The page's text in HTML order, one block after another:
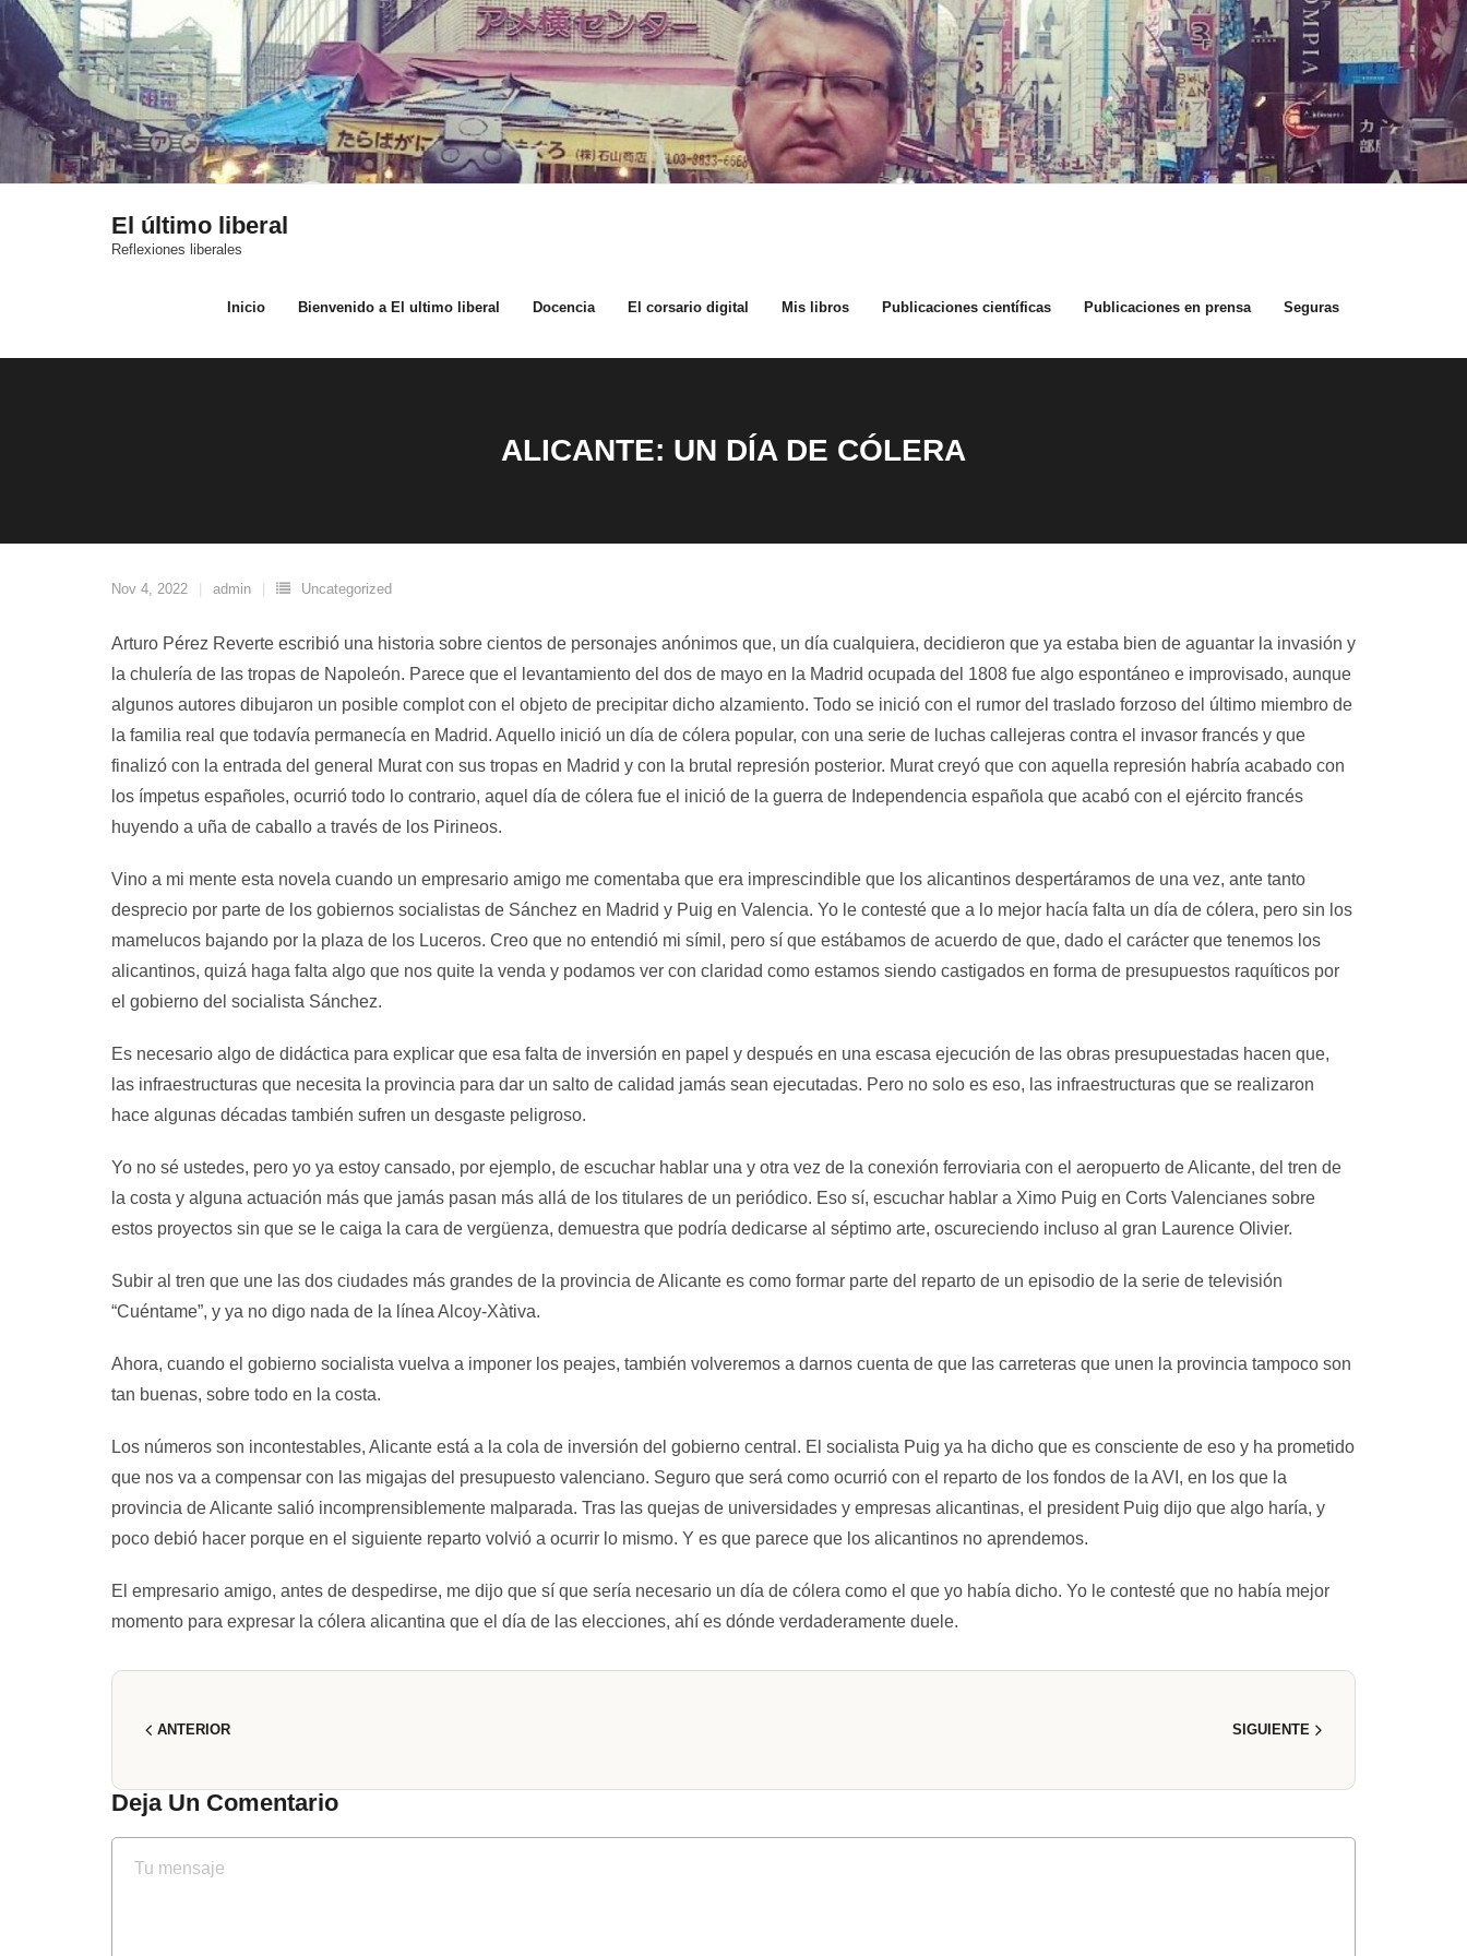
Saltar
al
contenido
El último liberal
Reflexiones liberales
Inicio Bienvenido a El ultimo liberal Docencia El corsario digital Mis libros Publicaciones científicas Publicaciones en prensa Seguras
ALICANTE: UN DÍA DE CÓLERA
Nov 4, 2022 admin Uncategorized
Arturo Pérez Reverte escribió una historia sobre cientos de personajes anónimos que, un día cualquiera, decidieron que ya estaba bien de aguantar la invasión y
la chulería de las tropas de Napoleón. Parece que el levantamiento del dos de mayo en la Madrid ocupada del 1808 fue algo espontáneo e improvisado, aunque
algunos autores dibujaron un posible complot con el objeto de precipitar dicho alzamiento. Todo se inició con el rumor del traslado forzoso del último miembro de
la familia real que todavía permanecía en Madrid. Aquello inició un día de cólera popular, con una serie de luchas callejeras contra el invasor francés y que
finalizó con la entrada del general Murat con sus tropas en Madrid y con la brutal represión posterior. Murat creyó que con aquella represión habría acabado con
los ímpetus españoles, ocurrió todo lo contrario, aquel día de cólera fue el inició de la guerra de Independencia española que acabó con el ejército francés
huyendo a uña de caballo a través de los Pirineos.
Vino a mi mente esta novela cuando un empresario amigo me comentaba que era imprescindible que los alicantinos despertáramos de una vez, ante tanto
desprecio por parte de los gobiernos socialistas de Sánchez en Madrid y Puig en Valencia. Yo le contesté que a lo mejor hacía falta un día de cólera, pero sin los
mamelucos bajando por la plaza de los Luceros. Creo que no entendió mi símil, pero sí que estábamos de acuerdo de que, dado el carácter que tenemos los
alicantinos, quizá haga falta algo que nos quite la venda y podamos ver con claridad como estamos siendo castigados en forma de presupuestos raquíticos por
el gobierno del socialista Sánchez.
Es necesario algo de didáctica para explicar que esa falta de inversión en papel y después en una escasa ejecución de las obras presupuestadas hacen que,
las infraestructuras que necesita la provincia para dar un salto de calidad jamás sean ejecutadas. Pero no solo es eso, las infraestructuras que se realizaron
hace algunas décadas también sufren un desgaste peligroso.
Yo no sé ustedes, pero yo ya estoy cansado, por ejemplo, de escuchar hablar una y otra vez de la conexión ferroviaria con el aeropuerto de Alicante, del tren de
la costa y alguna actuación más que jamás pasan más allá de los titulares de un periódico. Eso sí, escuchar hablar a Ximo Puig en Corts Valencianes sobre
estos proyectos sin que se le caiga la cara de vergüenza, demuestra que podría dedicarse al séptimo arte, oscureciendo incluso al gran Laurence Olivier.
Subir al tren que une las dos ciudades más grandes de la provincia de Alicante es como formar parte del reparto de un episodio de la serie de televisión
“Cuéntame”, y ya no digo nada de la línea Alcoy-Xàtiva.
Ahora, cuando el gobierno socialista vuelva a imponer los peajes, también volveremos a darnos cuenta de que las carreteras que unen la provincia tampoco son
tan buenas, sobre todo en la costa.
Los números son incontestables, Alicante está a la cola de inversión del gobierno central. El socialista Puig ya ha dicho que es consciente de eso y ha prometido
que nos va a compensar con las migajas del presupuesto valenciano. Seguro que será como ocurrió con el reparto de los fondos de la AVI, en los que la
provincia de Alicante salió incomprensiblemente malparada. Tras las quejas de universidades y empresas alicantinas, el president Puig dijo que algo haría, y
poco debió hacer porque en el siguiente reparto volvió a ocurrir lo mismo. Y es que parece que los alicantinos no aprendemos.
El empresario amigo, antes de despedirse, me dijo que sí que sería necesario un día de cólera como el que yo había dicho. Yo le contesté que no había mejor
momento para expresar la cólera alicantina que el día de las elecciones, ahí es dónde verdaderamente duele.
ANTERIOR SIGUIENTE
Deja Un Comentario